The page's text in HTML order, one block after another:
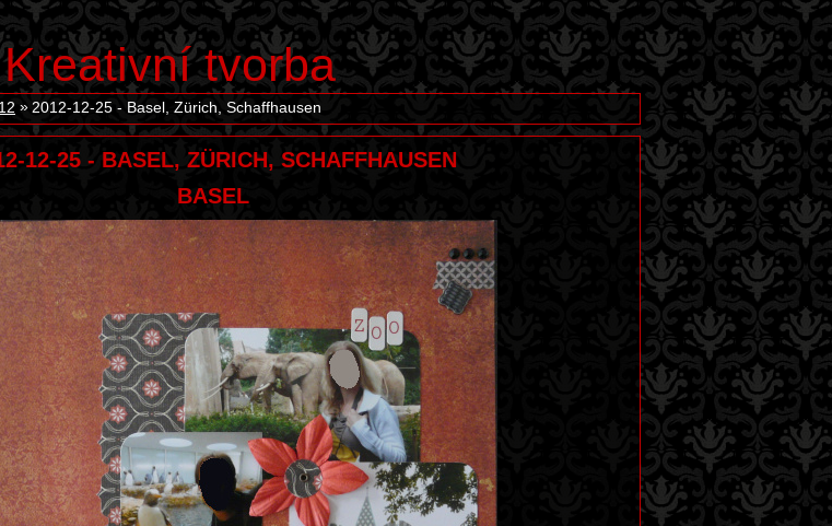
Kreativní tvorba
2012-12-25 - Basel, Zürich, Schaffhausen
12-25 - BASEL, ZÜRICH, SCHAFFHAUSEN
BASEL